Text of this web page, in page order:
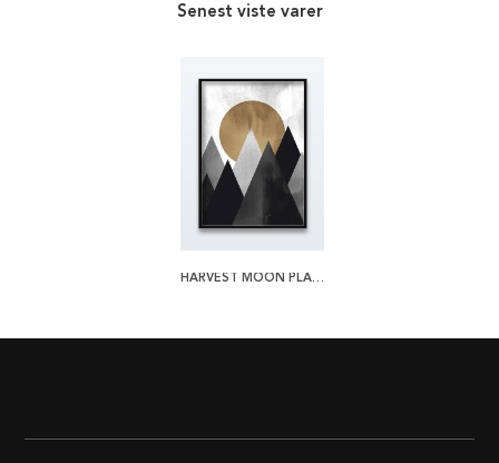
Senest viste varer
HARVEST MOON PLAKAT